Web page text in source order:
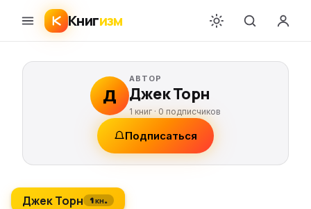
Книгизм
Д
АВТОР
Джек Торн
1 книг · 0 подписчиков
Подписаться
Джек Торн 1 кн.